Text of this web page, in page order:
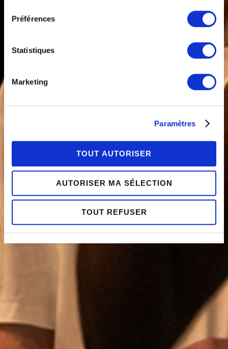
paramétrer vos choix en fonction de la finalité des
autoriser ma sélection ». Vous pouvez retirer votre
consentement à tout moment via notre outil de
relative aux cookies sous l’onglet « mentions légales ».
Préférences
Statistiques
Marketing
Paramètres
TOUT AUTORISER
AUTORISER MA SÉLECTION
TOUT REFUSER